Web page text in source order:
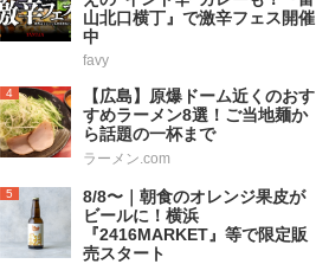
山北口横丁』で激辛フェス開催
中
favy
4
【広島】原爆ドーム近くのおす
すめラーメン8選！ご当地麺か
ら話題の一杯まで
ラーメン.com
5
8/8〜｜朝食のオレンジ果皮が
ビールに！横浜
『2416MARKET』等で限定販
売スタート